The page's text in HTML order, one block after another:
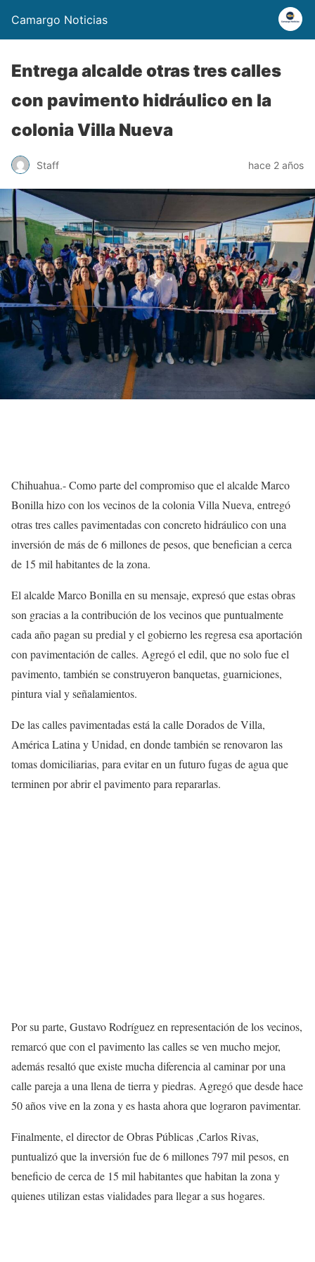
Camargo Noticias
Entrega alcalde otras tres calles
con pavimento hidráulico en la
colonia Villa Nueva
Staff hace 2 años
Chihuahua.- Como parte del compromiso que el alcalde Marco
Bonilla hizo con los vecinos de la colonia Villa Nueva, entregó
otras tres calles pavimentadas con concreto hidráulico con una
inversión de más de 6 millones de pesos, que benefician a cerca
de 15 mil habitantes de la zona.
El alcalde Marco Bonilla en su mensaje, expresó que estas obras
son gracias a la contribución de los vecinos que puntualmente
cada año pagan su predial y el gobierno les regresa esa aportación
con pavimentación de calles. Agregó el edil, que no solo fue el
pavimento, también se construyeron banquetas, guarniciones,
pintura vial y señalamientos.
De las calles pavimentadas está la calle Dorados de Villa,
América Latina y Unidad, en donde también se renovaron las
tomas domiciliarias, para evitar en un futuro fugas de agua que
terminen por abrir el pavimento para repararlas.
Por su parte, Gustavo Rodríguez en representación de los vecinos,
remarcó que con el pavimento las calles se ven mucho mejor,
además resaltó que existe mucha diferencia al caminar por una
calle pareja a una llena de tierra y piedras. Agregó que desde hace
50 años vive en la zona y es hasta ahora que lograron pavimentar.
Finalmente, el director de Obras Públicas ,Carlos Rivas,
puntualizó que la inversión fue de 6 millones 797 mil pesos, en
beneficio de cerca de 15 mil habitantes que habitan la zona y
quienes utilizan estas vialidades para llegar a sus hogares.